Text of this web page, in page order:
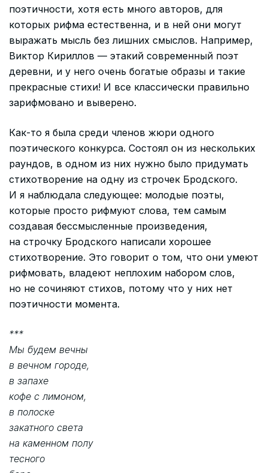
поэтичности, хотя есть много авторов, для
которых рифма естественна, и в ней они могут
выражать мысль без лишних смыслов. Например,
Виктор Кириллов — этакий современный поэт
деревни, и у него очень богатые образы и такие
прекрасные стихи! И все классически правильно
зарифмовано и выверено.
Как-то я была среди членов жюри одного
поэтического конкурса. Состоял он из нескольких
раундов, в одном из них нужно было придумать
стихотворение на одну из строчек Бродского.
И я наблюдала следующее: молодые поэты,
которые просто рифмуют слова, тем самым
создавая бессмысленные произведения,
на строчку Бродского написали хорошее
стихотворение. Это говорит о том, что они умеют
рифмовать, владеют неплохим набором слов,
но не сочиняют стихов, потому что у них нет
поэтичности момента.
***
Мы будем вечны
в вечном городе,
в запахе
кофе с лимоном,
в полоске
закатного света
на каменном полу
тесного